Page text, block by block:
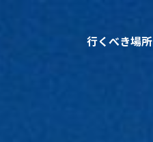
行くべき場所